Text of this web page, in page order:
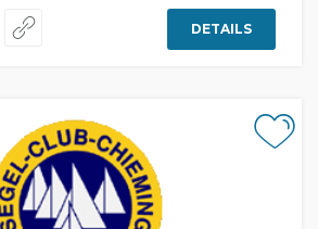
DETAILS